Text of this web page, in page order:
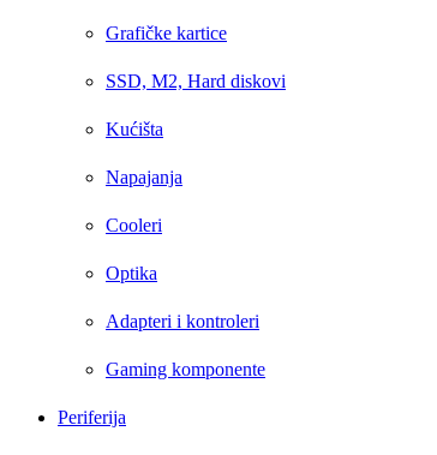
Grafičke kartice
SSD, M2, Hard diskovi
Kućišta
Napajanja
Cooleri
Optika
Adapteri i kontroleri
Gaming komponente
Periferija